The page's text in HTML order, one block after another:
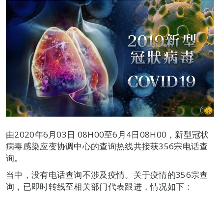
由2020年6月03日 08H00至6月4日08H00，新型冠状
病毒感染应变协调中心的查询热线共接获356宗电话查
询。
当中，没有电话查询不涉及疫情。关于疫情的356宗查
询，已即时转线至相关部门代表跟进，情况如下：